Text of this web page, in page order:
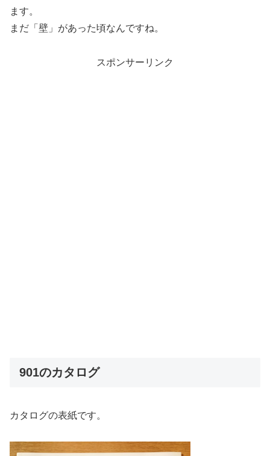
ます。
まだ「壁」があった頃なんですね。
スポンサーリンク
901のカタログ
カタログの表紙です。